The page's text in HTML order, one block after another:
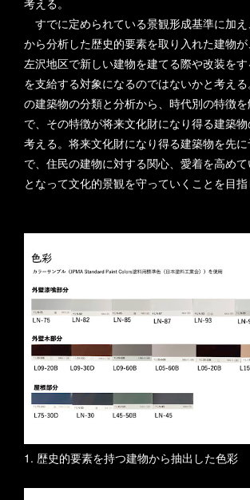
考える。
すでに定められている景観形成基準に加え
から分析した歴史的要素を取り入れた建物
左沢地区で新しい建物を建てる際や改装を
を支給する対象になるのではないかと考え
の建築物の分類と分析から、時代別の特徴を
で、その特徴が将来文化財になり得る建築
考える。将来文化財になり得る建築物を先に
で、住民の建物に対する関心、愛着を高め
となって文化的景観を守っていくことを目指
1. 歴史的要素を持つ建物から抽出した色彩